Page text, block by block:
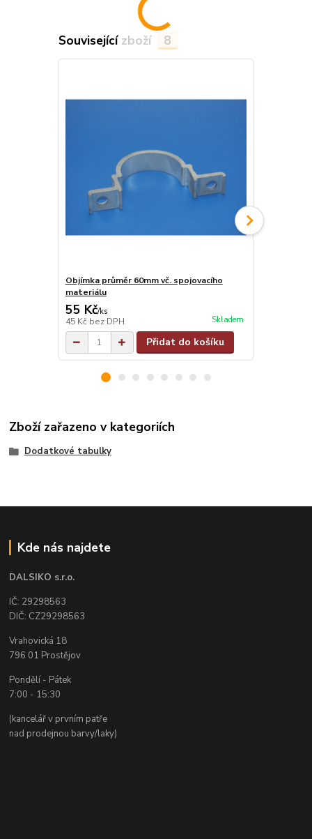
Související zboží 8
Objímka průměr 60mm vč. spojovacího
materiálu
55 Kč/ks
45 Kč bez DPH Skladem
Přidat do košíku
Zboží zařazeno v kategoriích
Dodatkové tabulky
Kde nás najdete
DALSIKO s.r.o.
IČ: 29298563
DIČ: CZ29298563
Vrahovická 18
796 01 Prostějov
Pondělí - Pátek
7:00 - 15:30
(kancelář v prvním patře
nad prodejnou barvy/laky)